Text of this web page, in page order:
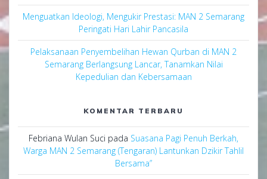
Menguatkan Ideologi, Mengukir Prestasi: MAN 2 Semarang
Peringati Hari Lahir Pancasila
Pelaksanaan Penyembelihan Hewan Qurban di MAN 2
Semarang Berlangsung Lancar, Tanamkan Nilai
Kepedulian dan Kebersamaan
KOMENTAR TERBARU
Febriana Wulan Suci pada Suasana Pagi Penuh Berkah,
Warga MAN 2 Semarang (Tengaran) Lantunkan Dzikir Tahlil
Bersama”